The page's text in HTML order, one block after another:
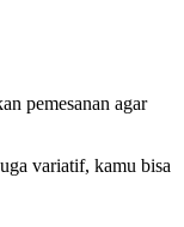
pemesanan agar
variatif, kamu bisa